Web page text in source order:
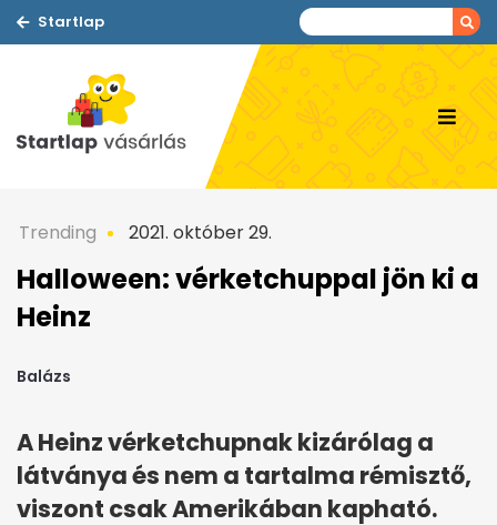
Startlap
Trending 2021. október 29.
Halloween: vérketchuppal jön ki a
Heinz
Balázs
A Heinz vérketchupnak kizárólag a
látványa és nem a tartalma rémisztő,
viszont csak Amerikában kapható.